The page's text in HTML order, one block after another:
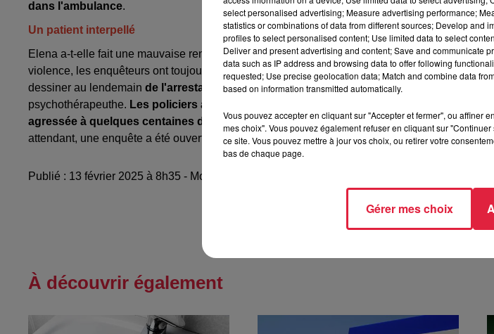
dans l'ambulance.
Un patient interpellé
Elena a-t-elle fait une mauvaise rencontre ou quelqu'un en voulait-il à la thérapeuthe ? Face
violence, les enquêteurs ont toujours tendanceà privilégier la piste de la vengeance. Et
dessiner au lendemain de l'arrestation d'un homme de 42 ans . Cet individu était un patient
psychothérapeuthe. Les policiers allemands vont chercher à savoir quelle était la nature
agressée à quelques centaines de mètres seulement de son travailce qui laisse penser
attendant, une enquête a été ouverte par les autorités allemandes et ce suspect sera
Publié : 13 février 2025 à 8h35 - Modifié : 13 février 2025 à 10h19 Martin Antoine
À découvrir également
select personalised advertising; Measure advertising performance;
statistics or combinations of data from different sources; Develop and
profiles to select personalised content; Use limited data to select
Deliver and present advertising and content; Save and communicate
data such as IP address and browsing data to offer following
requested; Use precise geolocation data; Match and combine data
based on information transmitted automatically.
Vous pouvez accepter en cliquant sur "Accepter et fermer", ou affiner
mes choix". Vous pouvez également refuser en cliquant sur
ce site. Vous pouvez mettre à jour vos choix, ou retirer votre
bas de chaque page.
Gérer mes choix